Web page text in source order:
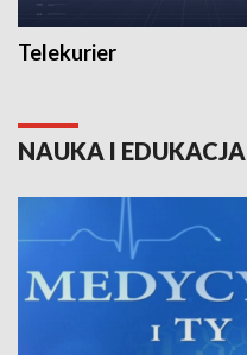
Telekurier
NAUKA I EDUKACJA